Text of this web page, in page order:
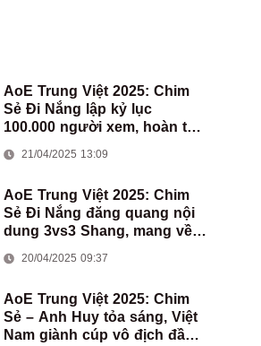
AoE Trung Việt 2025: Chim
Sẻ Đi Nắng lập kỷ lục
100.000 người xem, hoàn tất
Việt Nam
21/04/2025 13:09
AoE Trung Việt 2025: Chim
Sẻ Đi Nắng đăng quang nội
dung 3vs3 Shang, mang về
đoàn AoE Việt Nam
20/04/2025 09:37
AoE Trung Việt 2025: Chim
Sẻ – Anh Huy tỏa sáng, Việt
Nam giành cúp vô địch đầu